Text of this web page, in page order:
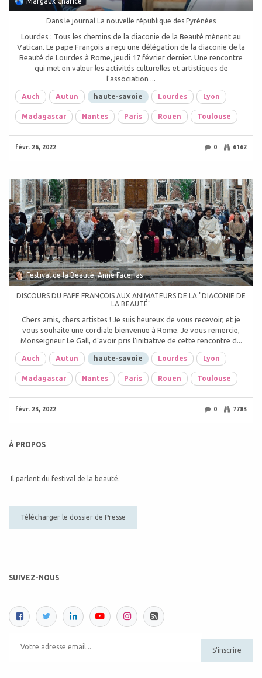
Dans le journal La nouvelle république des Pyrénées
Lourdes : Tous les chemins de la diaconie de la Beauté mènent au
Vatican. Le pape François a reçu une délégation de la diaconie de la
Beauté de Lourdes à Rome, jeudi 17 février dernier. Une rencontre
qui met en valeur les activités culturelles et artistiques de
l'association ...
Auch Autun haute-savoie Lourdes Lyon
Madagascar Nantes Paris Rouen Toulouse
févr. 26, 2022 0 6162
Festival de la Beauté, Anne Facerias
DISCOURS DU PAPE FRANÇOIS AUX ANIMATEURS DE LA "DIACONIE DE
LA BEAUTÉ"
Chers amis, chers artistes ! Je suis heureux de vous recevoir, et je
vous souhaite une cordiale bienvenue à Rome. Je vous remercie,
Monseigneur Le Gall, d’avoir pris l’initiative de cette rencontre d...
Auch Autun haute-savoie Lourdes Lyon
Madagascar Nantes Paris Rouen Toulouse
févr. 23, 2022 0 7783
À PROPOS
Il parlent du festival de la beauté.
Télécharger le dossier de Presse
SUIVEZ-NOUS
S'inscrire